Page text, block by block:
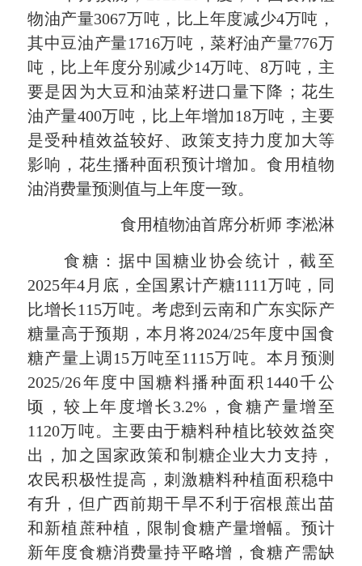
物油产量3067万吨，比上年度减少4万吨，
其中豆油产量1716万吨，菜籽油产量776万
吨，比上年度分别减少14万吨、8万吨，主
要是因为大豆和油菜籽进口量下降；花生
油产量400万吨，比上年增加18万吨，主要
是受种植效益较好、政策支持力度加大等
影响，花生播种面积预计增加。食用植物
油消费量预测值与上年度一致。
食用植物油首席分析师 李淞淋
食糖：据中国糖业协会统计，截至
2025年4月底，全国累计产糖1111万吨，同
比增长115万吨。考虑到云南和广东实际产
糖量高于预期，本月将2024/25年度中国食
糖产量上调15万吨至1115万吨。本月预测
2025/26年度中国糖料播种面积1440千公
顷，较上年度增长3.2%，食糖产量增至
1120万吨。主要由于糖料种植比较效益突
出，加之国家政策和制糖企业大力支持，
农民积极性提高，刺激糖料种植面积稳中
有升，但广西前期干旱不利于宿根蔗出苗
和新植蔗种植，限制食糖产量增幅。预计
新年度食糖消费量持平略增，食糖产需缺